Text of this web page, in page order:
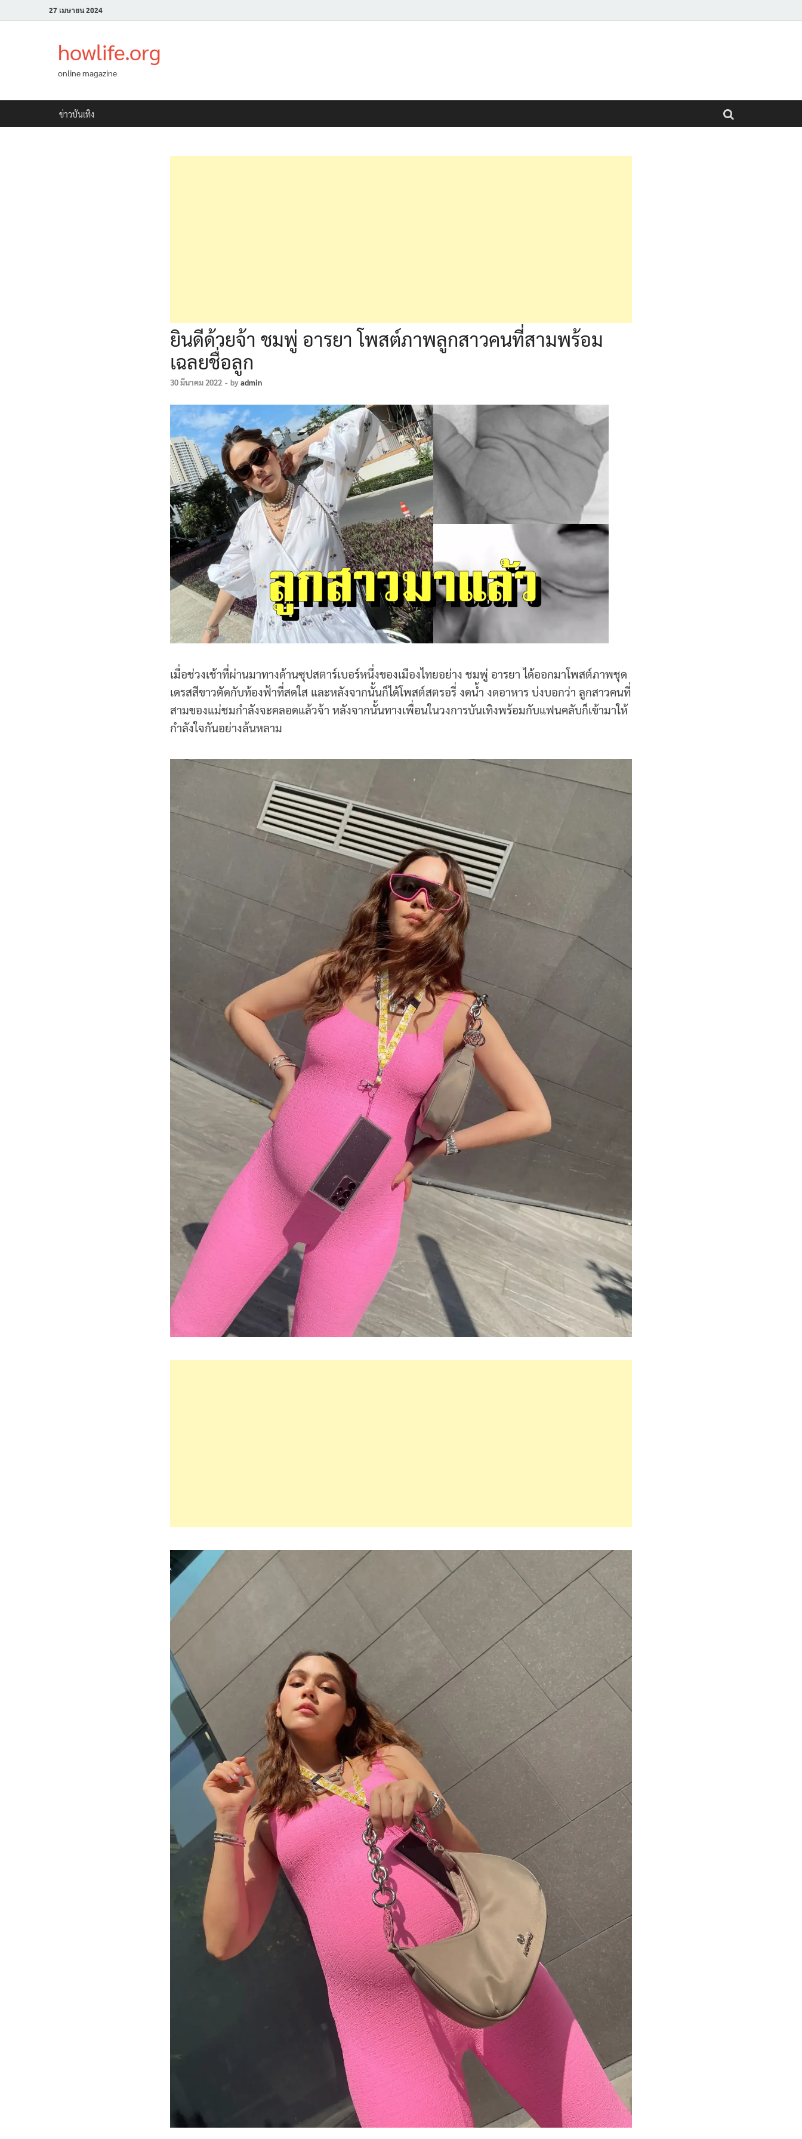
27 เมษายน 2024
howlife.org
online magazine
ข่าวบันเทิง
ยินดีด้วยจ้า ชมพู่ อารยา โพสต์ภาพลูกสาวคนที่สามพร้อม
เฉลยชื่อลูก
30 มีนาคม 2022 - byadmin
เมื่อช่วงเช้าที่ผ่านมาทางด้านซุปสตาร์เบอร์หนึ่งของเมืองไทยอย่าง ชมพู่ อารยา ได้ออกมาโพสต์ภาพชุด
เดรสสีขาวตัดกับท้องฟ้าที่สดใส และหลังจากนั้นก็ได้โพสต์สตรอรี่ งดน้ำ งดอาหาร บ่งบอกว่า ลูกสาวคนที่
สามของแม่ชมกำลังจะคลอดแล้วจ้า หลังจากนั้นทางเพื่อนในวงการบันเทิงพร้อมกับแฟนคลับก็เข้ามาให้
กำลังใจกันอย่างล้นหลาม